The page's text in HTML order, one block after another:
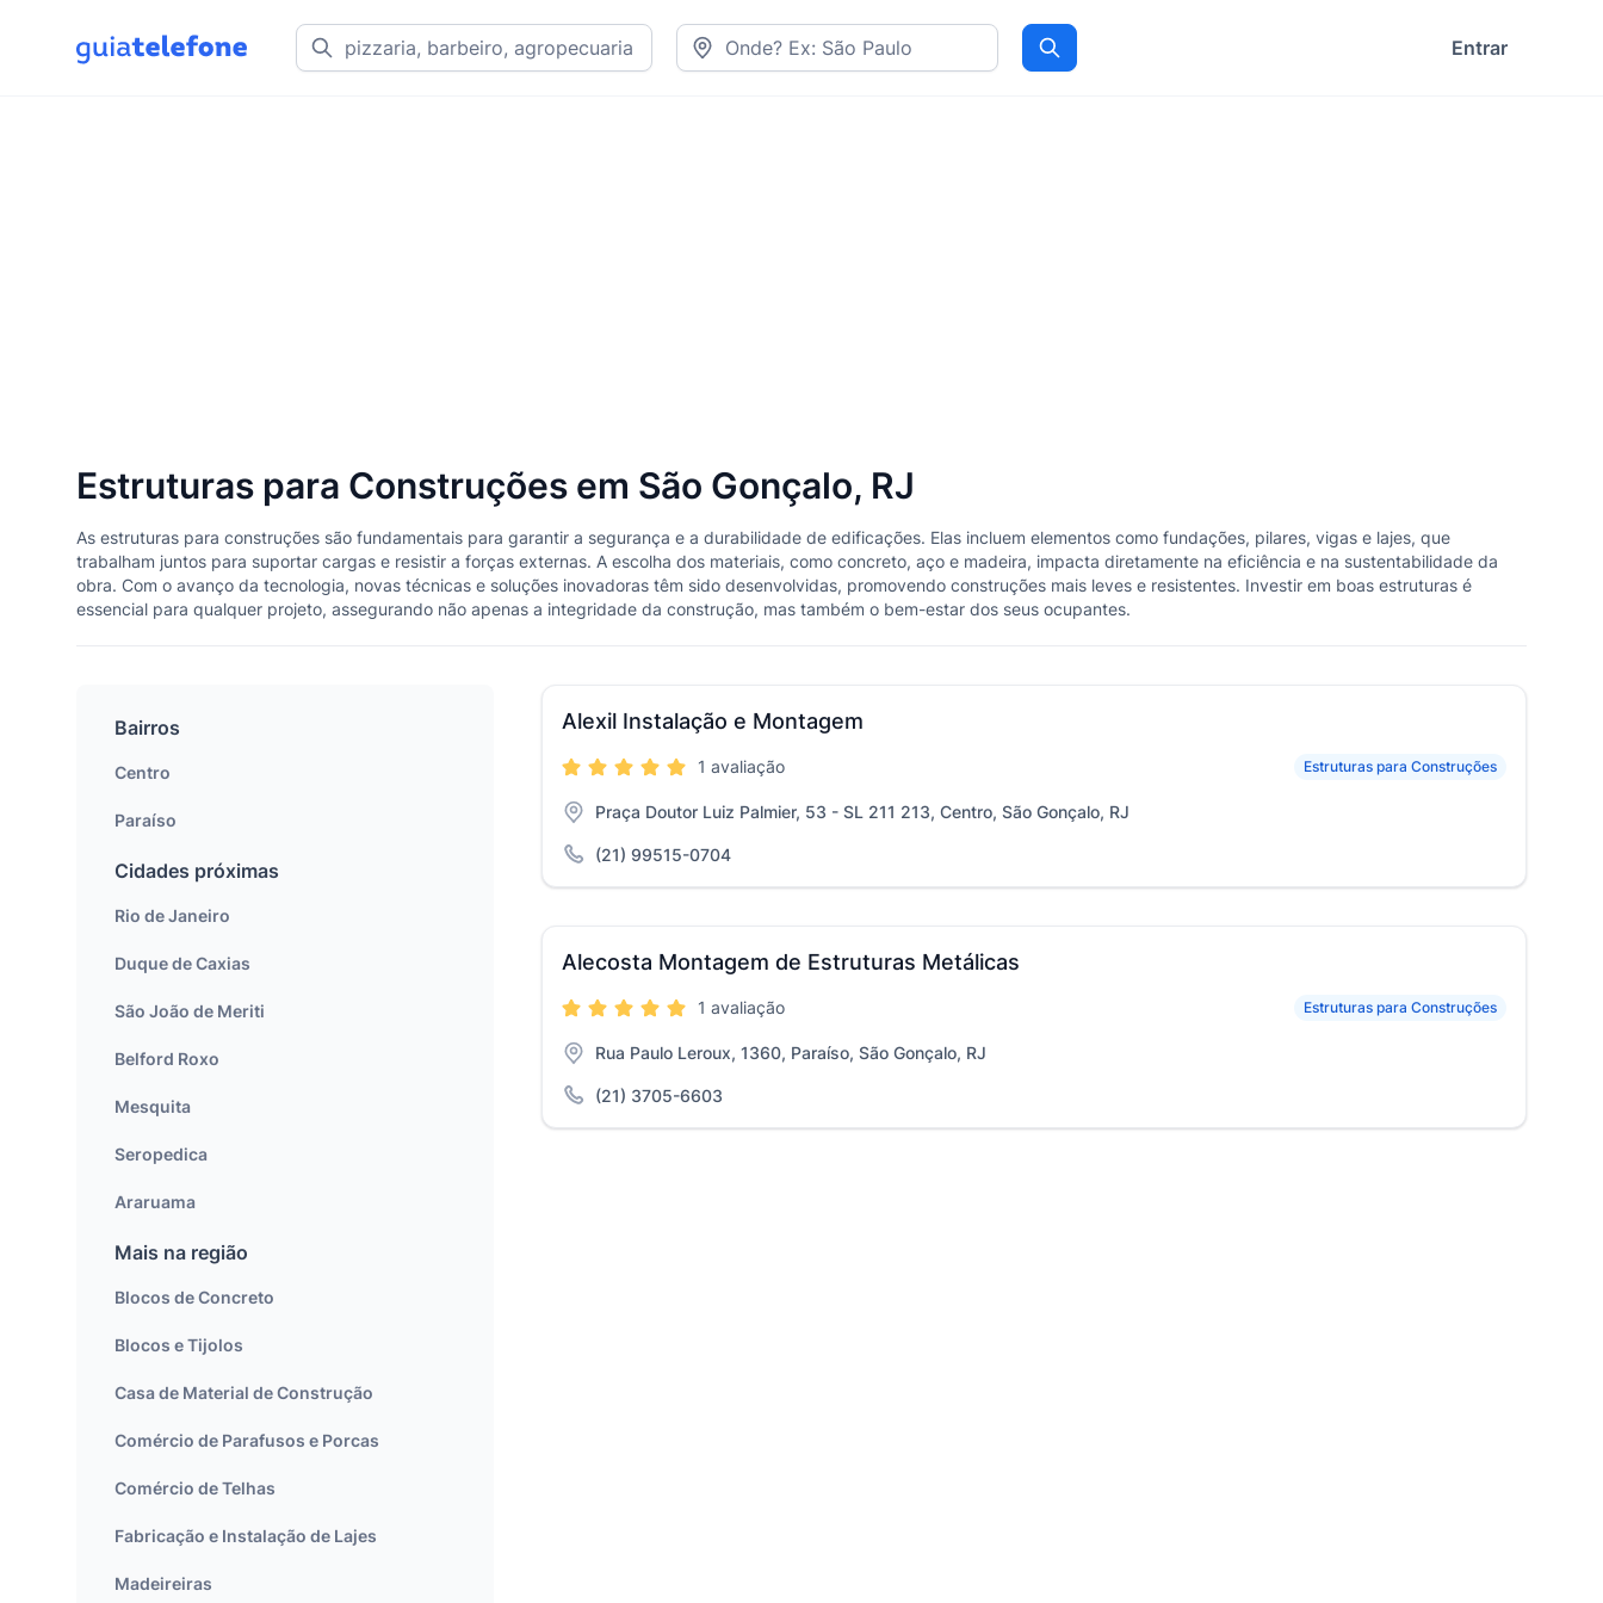
Procurar Entrar
Estruturas para Construções em São Gonçalo, RJ
As estruturas para construções são fundamentais para garantir a segurança e a durabilidade de edificações. Elas incluem elementos como fundações, pilares, vigas e lajes, que
trabalham juntos para suportar cargas e resistir a forças externas. A escolha dos materiais, como concreto, aço e madeira, impacta diretamente na eficiência e na sustentabilidade da
obra. Com o avanço da tecnologia, novas técnicas e soluções inovadoras têm sido desenvolvidas, promovendo construções mais leves e resistentes. Investir em boas estruturas é
essencial para qualquer projeto, assegurando não apenas a integridade da construção, mas também o bem-estar dos seus ocupantes.
Alexil Instalação e Montagem
Estruturas para Construções
1 avaliação
Praça Doutor Luiz Palmier, 53 - SL 211 213, Centro, São Gonçalo, RJ
(21) 99515-0704
Alecosta Montagem de Estruturas Metálicas
Estruturas para Construções
1 avaliação
Rua Paulo Leroux, 1360, Paraíso, São Gonçalo, RJ
(21) 3705-6603
Bairros
Centro
Paraíso
Cidades próximas
Rio de Janeiro
Duque de Caxias
São João de Meriti
Belford Roxo
Mesquita
Seropedica
Araruama
Mais na região
Blocos de Concreto
Blocos e Tijolos
Casa de Material de Construção
Comércio de Parafusos e Porcas
Comércio de Telhas
Fabricação e Instalação de Lajes
Madeireiras